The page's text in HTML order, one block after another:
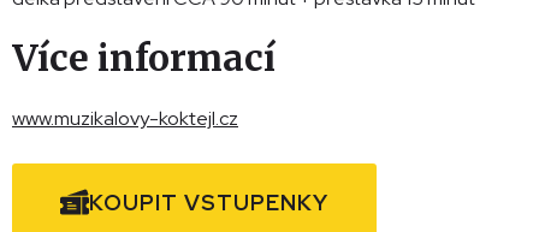
Více informací
www.muzikalovy-koktejl.cz
KOUPIT VSTUPENKY